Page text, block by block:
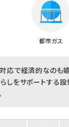
都市ガス
応で経済的なのも嬉
しをサポートする設